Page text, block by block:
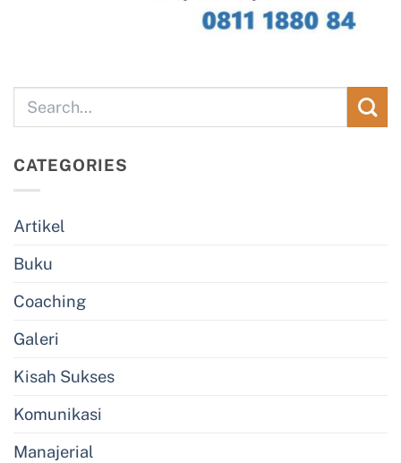
CATEGORIES
Artikel
Buku
Coaching
Galeri
Kisah Sukses
Komunikasi
Manajerial